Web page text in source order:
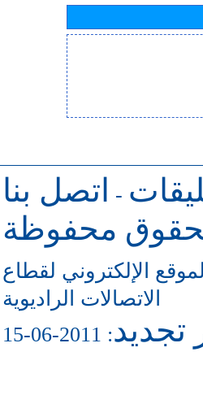
-
اتصل بنا
محفوظة
الإلكتروني لقطاع
الاتصالات الراديوية
تجديد: 2011-06-15